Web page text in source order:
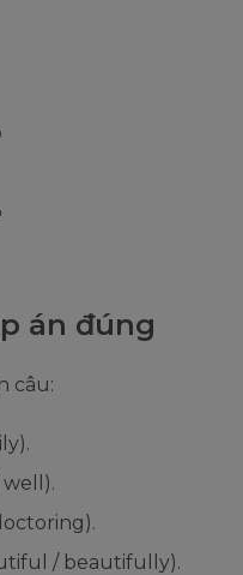
án đúng
câu:
well).
/ beautifully).